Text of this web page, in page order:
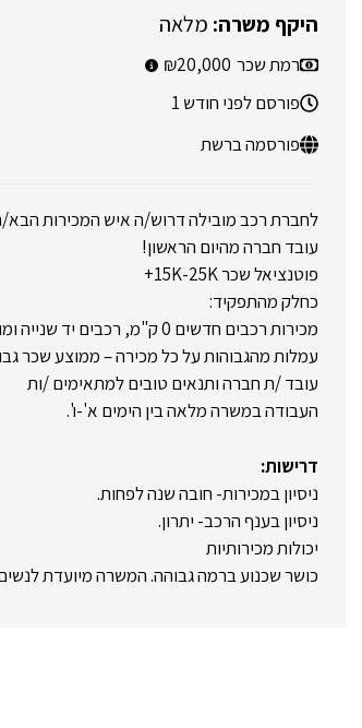
מלאה
רמת שכר 20,000
פורסם לפני חודש 1
פורסמה ברשת
לחברת רכב מובילה דרוש/ה איש המכירות
עובד חברה מהיום הראשון!
פוטנציאל שכר 15K-25K+
כחלק מהתפקיד:
מכירות רכבים חדשים 0 ק"מ, רכבים יד שנייה ומוצרים נלווים לרבות: ביטוחים, טרייד אין, מימון ועוד.
עמלות מהגבוהות על כל מכירה – ממוצע שכר
עובד /ת חברה ותנאים טובים למתאימים /ות
העבודה במשרה מלאה בין הימים א'-ו'.
דרישות:
ניסיון במכירות- חובה שנה לפחות.
ניסיון בענף הרכב- יתרון.
יכולות מכירותיות
כושר שכנוע ברמה גבוהה. המשרה מיועדת